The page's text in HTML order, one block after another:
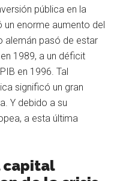
pública en la
un enorme aumento del
alemán pasó de estar
1989, a un déficit
en 1996. Tal
significó un gran
Y debido a su
a esta última
capital